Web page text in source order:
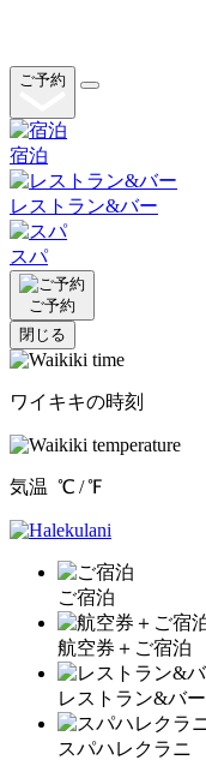
ご予約
宿泊
レストラン&バー
スパ
ご予約
閉じる
ワイキキの時刻
気温 ℃ /℉
ご宿泊
航空券＋ご宿泊
レストラン&バー
スパハレクラニ